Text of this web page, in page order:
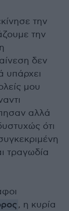
την
την
δεν
υπάρχει
μου
αλλά
ότι
τραγωδία
, η κυρία